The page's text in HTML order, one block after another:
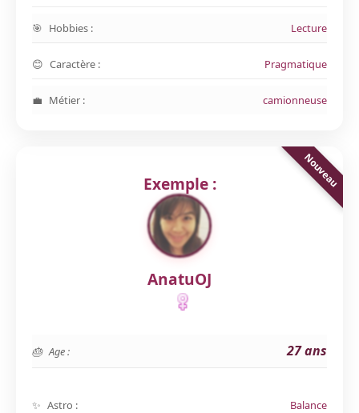
Hobbies : Lecture
Caractère : Pragmatique
Métier : camionneuse
Exemple :
AnatuOJ
Age : 27 ans
Astro : Balance